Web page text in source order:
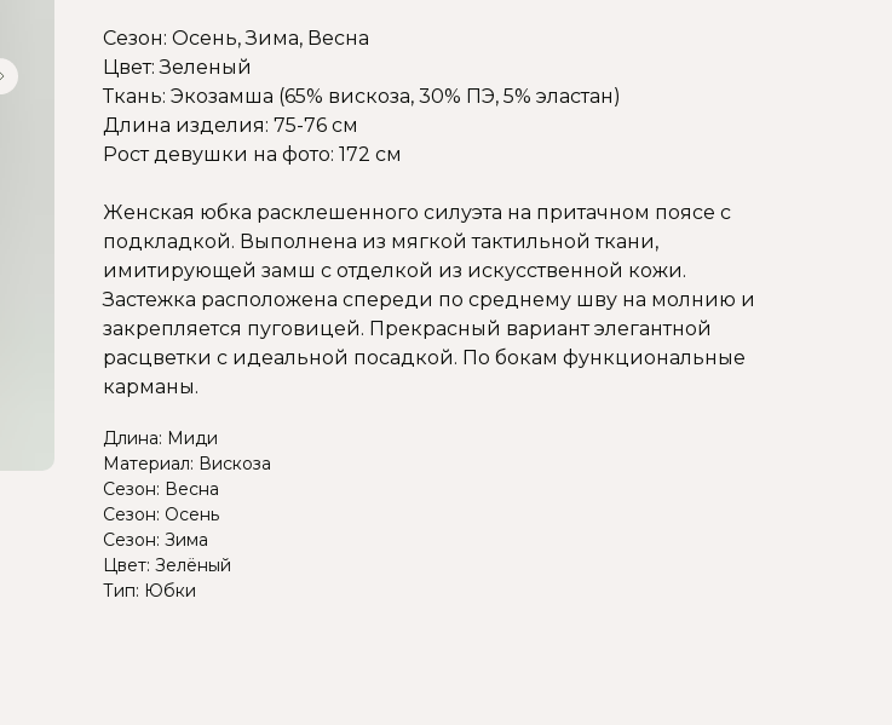
Сезон: Осень, Зима, Весна
Цвет: Зеленый
Ткань: Экозамша (65% вискоза, 30% ПЭ, 5% эластан)
Длина изделия: 75-76 см
Рост девушки на фото: 172 см
Женская юбка расклешенного силуэта на притачном поясе с
подкладкой. Выполнена из мягкой тактильной ткани,
имитирующей замш с отделкой из искусственной кожи.
Застежка расположена спереди по среднему шву на молнию и
закрепляется пуговицей. Прекрасный вариант элегантной
расцветки с идеальной посадкой. По бокам функциональные
карманы.
Длина: Миди
Материал: Вискоза
Сезон: Весна
Сезон: Осень
Сезон: Зима
Цвет: Зелёный
Тип: Юбки